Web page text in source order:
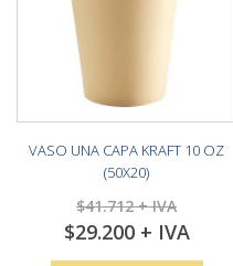
VASO UNA CAPA KRAFT 10 OZ
(50X20)
$41.712
Special
Price
$29.200